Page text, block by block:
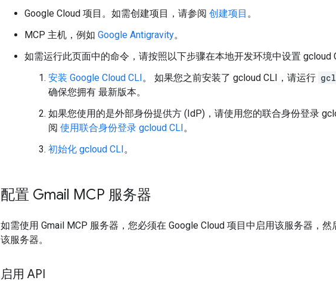
Google Cloud 项目。如需创建项目，请参阅 创建项目 。
MCP 主机，例如 Google Antigravity。
如需运行此页面中的命令，请按照以下步骤在本地开发环境中设置 gcloud
安装 Google Cloud CLI。 如果您之前安装了 gcloud CLI，请运行
确保您拥有 最新版本。
如果您使用的是外部身份提供方 (IdP)，请使用您的联合身份登录
阅 使用联合身份登录 gcloud CLI。
初始化 gcloud CLI。
配置 Gmail MCP 服务器
如需使用 Gmail MCP 服务器，您必须在 Google Cloud 项目中启用该服务器，
该服务器。
启用 API